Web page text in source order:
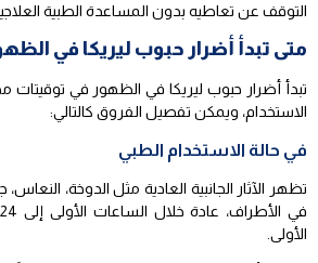
التوقف عن تعاطيه بدون المساعدة الطبية
متى تبدأ أضرار حبوب ليريكا في
تبدأ أضرار حبوب ليريكا في الظهور في توقيتات
الاستخدام، ويمكن تفصيل الفروق كالتالي:
في حالة الاستخدام الطبي
تظهر الآثار الجانبية العادية مثل الدوخة،
الأولى.